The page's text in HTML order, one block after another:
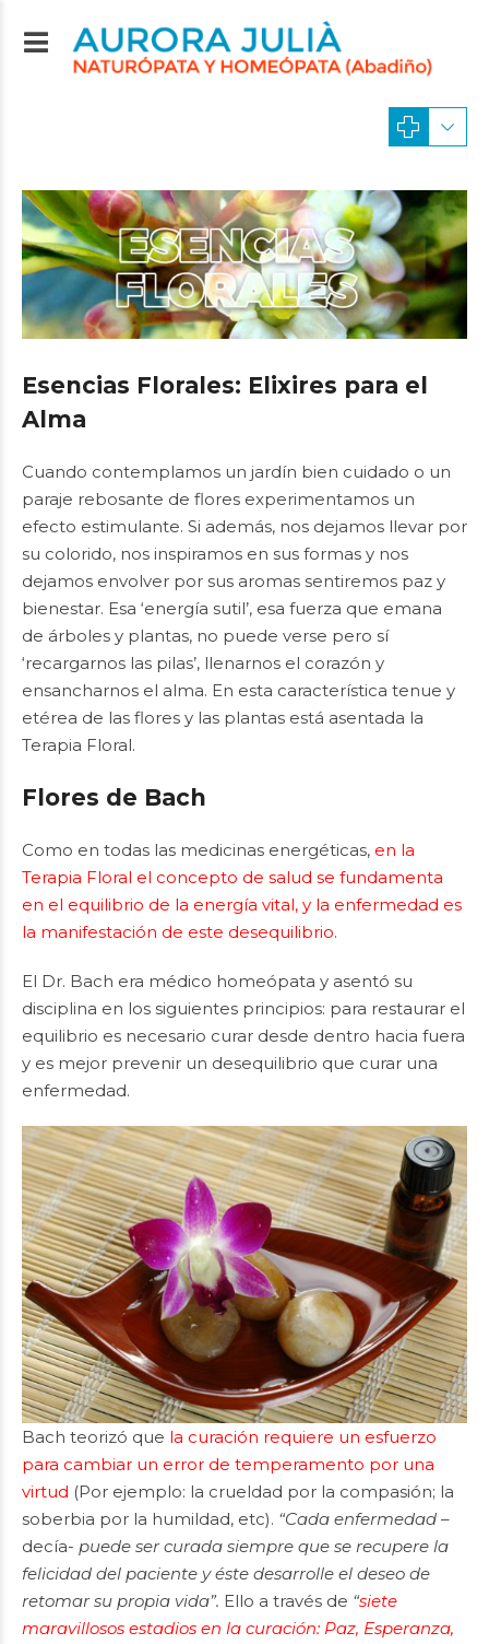
Esencias Florales: Elixires para el
Alma
Cuando contemplamos un jardín bien cuidado o un
paraje rebosante de flores experimentamos un
efecto estimulante. Si además, nos dejamos llevar por
su colorido, nos inspiramos en sus formas y nos
dejamos envolver por sus aromas sentiremos paz y
bienestar. Esa ‘energía sutil’, esa fuerza que emana
de árboles y plantas, no puede verse pero sí
‘recargarnos las pilas’, llenarnos el corazón y
ensancharnos el alma. En esta característica tenue y
etérea de las flores y las plantas está asentada la
Terapia Floral.
Flores de Bach
Como en todas las medicinas energéticas, en la
Terapia Floral el concepto de salud se fundamenta
en el equilibrio de la energía vital, y la enfermedad es
la manifestación de este desequilibrio.
El Dr. Bach era médico homeópata y asentó su
disciplina en los siguientes principios: para restaurar el
equilibrio es necesario curar desde dentro hacia fuera
y es mejor prevenir un desequilibrio que curar una
enfermedad.
Bach teorizó que la curación requiere un esfuerzo
para cambiar un error de temperamento por una
virtud (Por ejemplo: la crueldad por la compasión; la
soberbia por la humildad, etc). “Cada enfermedad –
decía- puede ser curada siempre que se recupere la
felicidad del paciente y éste desarrolle el deseo de
retomar su propia vida”. Ello a través de “siete
maravillosos estadios en la curación: Paz, Esperanza,